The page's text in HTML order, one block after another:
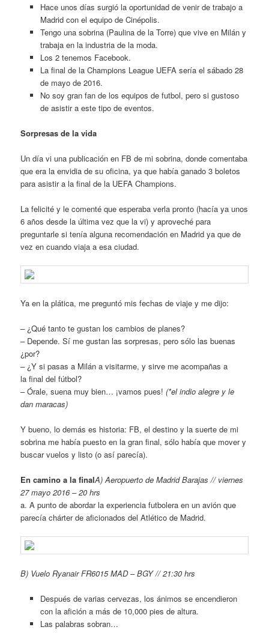
Hace unos días surgió la oportunidad de venir de trabajo a
Madrid con el equipo de Cinépolis.
Tengo una sobrina (Paulina de la Torre) que vive en Milán y
trabaja en la industria de la moda.
Los 2 tenemos Facebook.
La final de la Champions League UEFA sería el sábado 28
de mayo de 2016.
No soy gran fan de los equipos de futbol, pero si gustoso
de asistir a este tipo de eventos.
Sorpresas de la vida
Un día vi una publicación en FB de mi sobrina, donde comentaba
que era la envidia de su oficina, ya que había ganado 3 boletos
para asistir a la final de la UEFA Champions.
La felicité y le comenté que esperaba verla pronto (hacía ya unos
6 años desde la última vez que la vi) y aproveché para
preguntarle si tenía alguna recomendación en Madrid ya que de
vez en cuando viaja a esa ciudad.
Ya en la plática, me preguntó mis fechas de viaje y me dijo:
– ¿Qué tanto te gustan los cambios de planes?
– Depende. Sí me gustan las sorpresas, pero sólo las buenas
¿por?
– ¿Y si pasas a Milán a visitarme, y sirve me acompañas a
la final del fútbol?
– Órale, suena muy bien… ¡vamos pues!(*el indio alegre y le
dan maracas)
Y bueno, lo demás es historia: FB, el destino y la suerte de mi
sobrina me había puesto en la gran final, sólo había que mover y
buscar vuelos y listo (o así parecía).
En camino a la finalA) Aeropuerto de Madrid Barajas // viernes
27 mayo 2016 – 20 hrs
a. A punto de abordar la experiencia futbolera en un avión que
parecía chárter de aficionados del Atlético de Madrid.
B) Vuelo Ryanair FR6015 MAD – BGY // 21:30 hrs
Después de varias cervezas, los ánimos se encendieron
con la afición a más de 10,000 pies de altura.
Las palabras sobran…